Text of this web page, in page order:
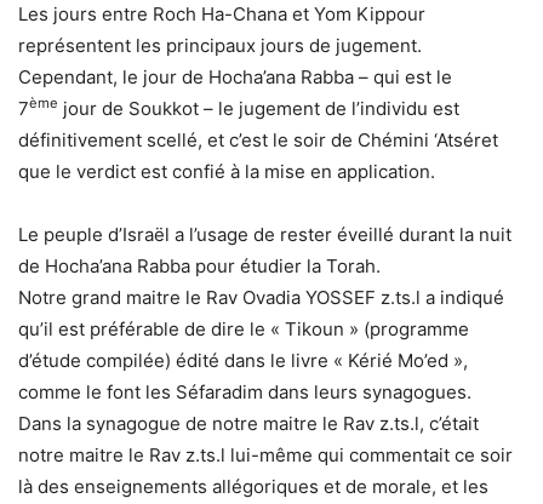
Les jours entre Roch Ha-Chana et Yom Kippour
représentent les principaux jours de jugement.
Cependant, le jour de Hocha’ana Rabba – qui est le
7ème jour de Soukkot – le jugement de l’individu est
définitivement scellé, et c’est le soir de Chémini ‘Atséret
que le verdict est confié à la mise en application.
Le peuple d’Israël a l’usage de rester éveillé durant la nuit
de Hocha’ana Rabba pour étudier la Torah.
Notre grand maitre le Rav Ovadia YOSSEF z.ts.l a indiqué
qu’il est préférable de dire le « Tikoun » (programme
d’étude compilée) édité dans le livre « Kérié Mo’ed »,
comme le font les Séfaradim dans leurs synagogues.
Dans la synagogue de notre maitre le Rav z.ts.l, c’était
notre maitre le Rav z.ts.l lui-même qui commentait ce soir
là des enseignements allégoriques et de morale, et les